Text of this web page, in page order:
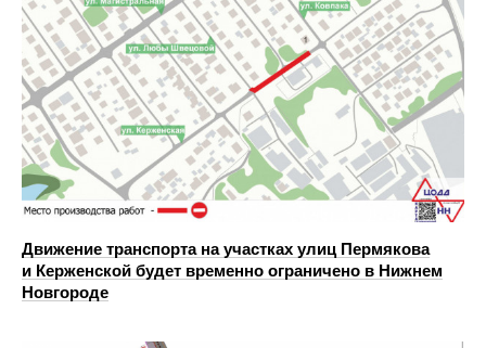
Движение транспорта на участках улиц Пермякова
и Керженской будет временно ограничено в Нижнем
Новгороде